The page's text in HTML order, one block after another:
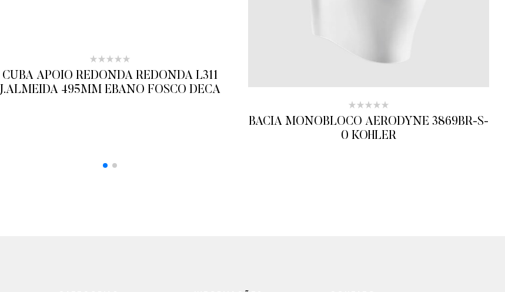
CUBA APOIO REDONDA REDONDA L311
J.ALMEIDA 495MM EBANO FOSCO DECA
BACIA MONOBLOCO AERODYNE 3869BR-S-
0 KOHLER